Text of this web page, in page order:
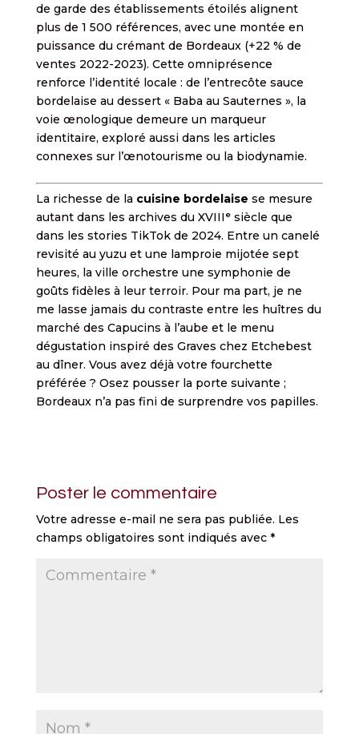
de garde des établissements étoilés alignent
plus de 1 500 références, avec une montée en
puissance du crémant de Bordeaux (+22 % de
ventes 2022-2023). Cette omniprésence
renforce l’identité locale : de l’entrecôte sauce
bordelaise au dessert « Baba au Sauternes », la
voie œnologique demeure un marqueur
identitaire, exploré aussi dans les articles
connexes sur l’œnotourisme ou la biodynamie.
La richesse de la cuisine bordelaise se mesure
autant dans les archives du XVIIIᵉ siècle que
dans les stories TikTok de 2024. Entre un canelé
revisité au yuzu et une lamproie mijotée sept
heures, la ville orchestre une symphonie de
goûts fidèles à leur terroir. Pour ma part, je ne
me lasse jamais du contraste entre les huîtres du
marché des Capucins à l’aube et le menu
dégustation inspiré des Graves chez Etchebest
au dîner. Vous avez déjà votre fourchette
préférée ? Osez pousser la porte suivante ;
Bordeaux n’a pas fini de surprendre vos papilles.
Poster le commentaire
Votre adresse e-mail ne sera pas publiée. Les
champs obligatoires sont indiqués avec *